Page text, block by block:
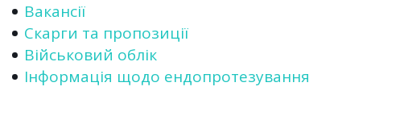
Вакансії
Скарги та пропозиції
Військовий облік
Інформація щодо ендопротезування